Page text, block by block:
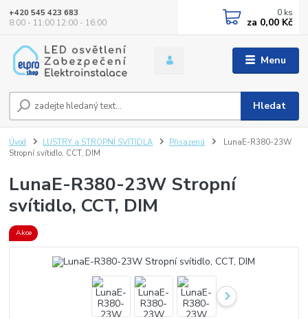
Menu
Hledat
+420 545 423 683
8:00 - 11:00 12:00 - 16:00
0 ks
za 0,00 Kč
Úvod LUSTRY a STROPNÍ SVÍTIDLA Přisazená
LunaE-R380-23W
Stropní svítidlo, CCT, DIM
LunaE-R380-23W Stropní
svítidlo, CCT, DIM
Akce